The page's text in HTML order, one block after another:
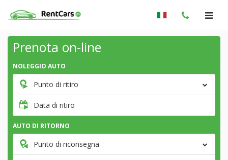
Prenota on-line
NOLEGGIO AUTO
Punto di ritiro
Data di ritiro
AUTO DI RITORNO
Punto di riconsegna